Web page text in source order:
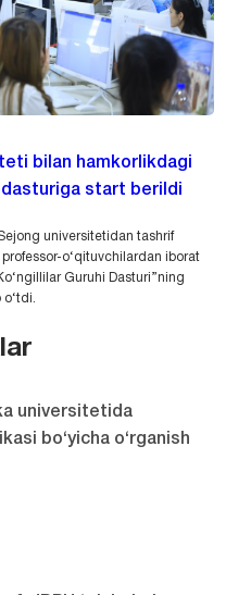
bilan hamkorlikdagi
dasturiga start berildi
universitetidan tashrif
o‘qituvchilardan iborat
Guruhi Dasturi”ning
universitetida
bo‘yicha o‘rganish